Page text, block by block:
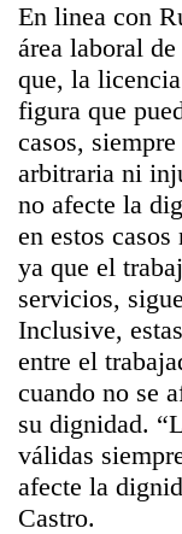
En linea con
área laboral
que, la
figura que
casos,
arbitraria ni
no afecte la
en estos
ya que el
servicios,
Inclusive,
entre el
cuando no se
su dignidad.
válidas
afecte la
Castro.